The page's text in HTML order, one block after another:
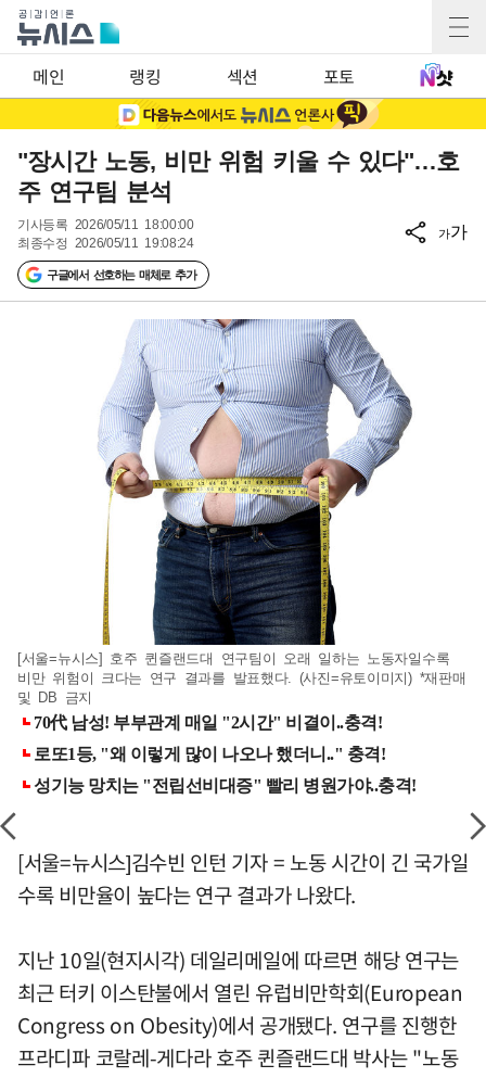
메인 랭킹 섹션 포토
"장시간 노동, 비만 위험 키울 수 있다"…호
주 연구팀 분석
기사등록 2026/05/11 18:00:00
최종수정 2026/05/11 19:08:24
구글에서 선호하는 매체로 추가
가가
[서울=뉴시스] 호주 퀸즐랜드대 연구팀이 오래 일하는 노동자일수록
비만 위험이 크다는 연구 결과를 발표했다. (사진=유토이미지) *재판매
및 DB 금지
[서울=뉴시스]김수빈 인턴 기자 = 노동 시간이 긴 국가일
수록 비만율이 높다는 연구 결과가 나왔다.
지난 10일(현지시각) 데일리메일에 따르면 해당 연구는
최근 터키 이스탄불에서 열린 유럽비만학회(European
Congress on Obesity)에서 공개됐다. 연구를 진행한
프라디파 코랄레-게다라 호주 퀸즐랜드대 박사는 "노동